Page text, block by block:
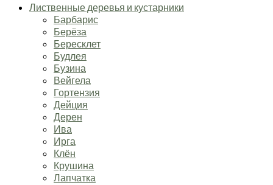
Лиственные деревья и кустарники
Барбарис
Берёза
Бересклет
Будлея
Бузина
Вейгела
Гортензия
Дейция
Дерен
Ива
Ирга
Клён
Крушина
Лапчатка